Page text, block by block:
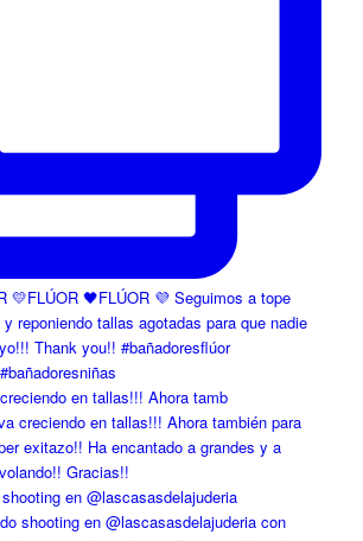
en tallas!!! Ahora tamb
en @lascasasdelajuderia